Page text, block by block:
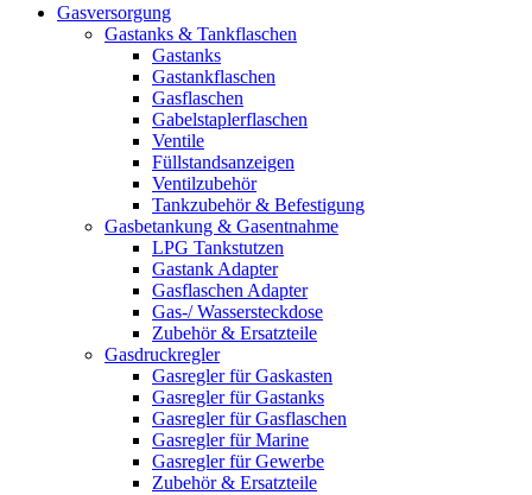
Gasversorgung
Gastanks & Tankflaschen
Gastanks
Gastankflaschen
Gasflaschen
Gabelstaplerflaschen
Ventile
Füllstandsanzeigen
Ventilzubehör
Tankzubehör & Befestigung
Gasbetankung & Gasentnahme
LPG Tankstutzen
Gastank Adapter
Gasflaschen Adapter
Gas-/ Wassersteckdose
Zubehör & Ersatzteile
Gasdruckregler
Gasregler für Gaskasten
Gasregler für Gastanks
Gasregler für Gasflaschen
Gasregler für Marine
Gasregler für Gewerbe
Zubehör & Ersatzteile